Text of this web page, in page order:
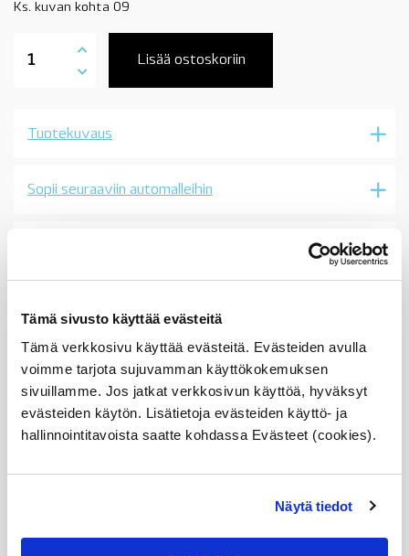
Tämä sivusto käyttää evästeitä
Tämä verkkosivu käyttää evästeitä. Evästeiden avulla
voimme tarjota sujuvamman käyttökokemuksen
sivuillamme. Jos jatkat verkkosivun käyttöä, hyväksyt
evästeiden käytön. Lisätietoja evästeiden käyttö- ja
hallinnointitavoista saatte kohdassa Evästeet (cookies).
Näytä tiedot
Ks. kuvan kohta 09
BMW
takaluukun
F01
ilman
Lisää ostoskoriin
Tuotekuvaus
Sopii seuraaviin automalleihin
Osan vertailunumerot:
5124 4 826 678
51 24 4 826 678
4826678
51247185905
5124 7 185 905
51 24 7 185 905
7185905
51244826678
5124 4 826 678
4826678